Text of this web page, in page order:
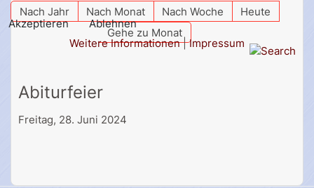
Nach Jahr Nach Monat Nach Woche
Heute
Gehe zu Monat
Abiturfeier
Freitag, 28. Juni 2024
Akzeptieren
Ablehnen
Weitere Informationen|Impressum